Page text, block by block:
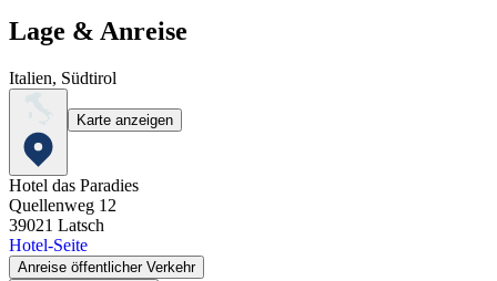
Lage & Anreise
Italien, Südtirol
Karte anzeigen
Hotel das Paradies
Quellenweg 12
39021 Latsch
Hotel-Seite
Anreise öffentlicher Verkehr